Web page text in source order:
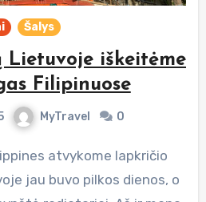
Šalys
iškeitėme
Filipinuose
MyTravel 0
jau buvo pilkos dienos, o